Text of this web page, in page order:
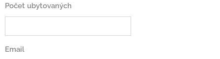
Počet ubytovaných
Email